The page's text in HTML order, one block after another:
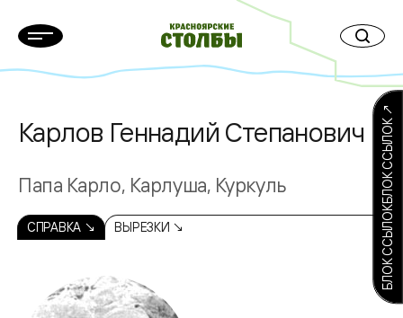
Карлов Геннадий Степанович
Папа Карло, Карлуша, Куркуль
СПРАВКА ↘ ВЫРЕЗКИ ↘ БЛОК ССЫЛОКБЛОК ССЫЛОК ↗